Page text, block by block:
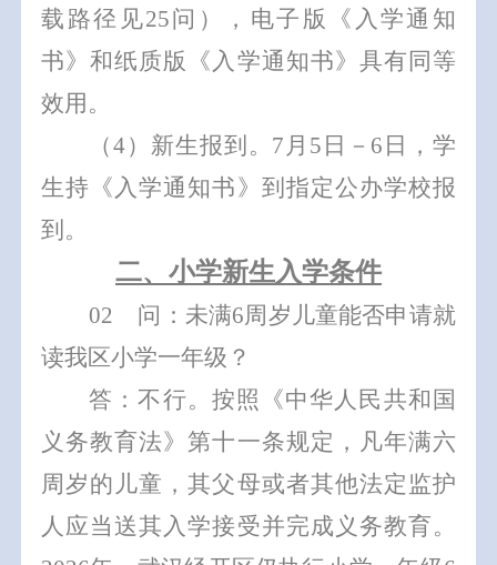
载路径见25问） ， 电子版《入学通知
书》和纸质版《入学通知书》具有同等
效用 。
（4 ） 新生报到。 7 月 5 日 － 6 日
，学
生持《 入学通知书》到指定公办学校报
到。
二、小学新生入学条件
02 问： 未满6周岁 儿童能否申请就
读我区小学一年级？
答：不行。 按照《中华人民共和国
义务教育法》第十一条规定，凡年满六
周岁的儿童，其父母或者其他法定监护
人应当送其入学接受并完成义务教育。